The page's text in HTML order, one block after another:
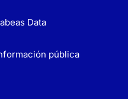
Data
pública